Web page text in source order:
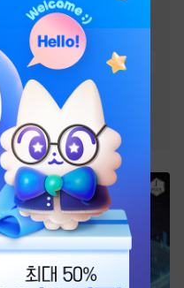
연하공 #강공
대형견공 #츤데레수
# 고수위 상처수 #능글공
#연상수 친구
하드코어
다정수
#미인수 #동거